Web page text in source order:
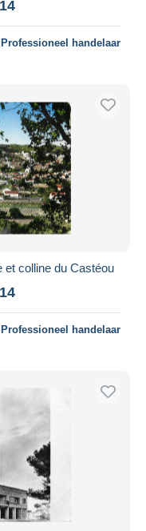
Professioneel handelaar
et colline du Castéou
Professioneel handelaar